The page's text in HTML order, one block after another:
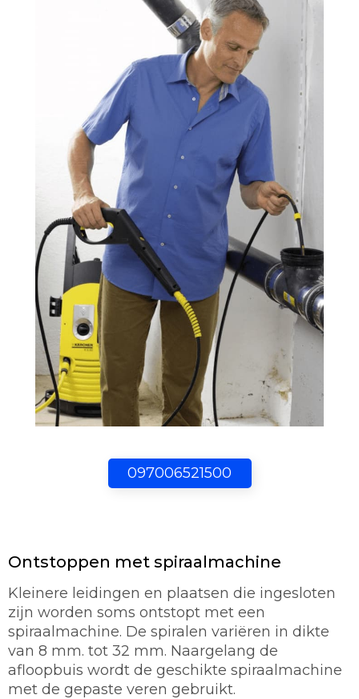
097006521500
Ontstoppen met spiraalmachine
Kleinere leidingen en plaatsen die ingesloten
zijn worden soms ontstopt met een
spiraalmachine. De spiralen variëren in dikte
van 8 mm. tot 32 mm. Naargelang de
afloopbuis wordt de geschikte spiraalmachine
met de gepaste veren gebruikt.